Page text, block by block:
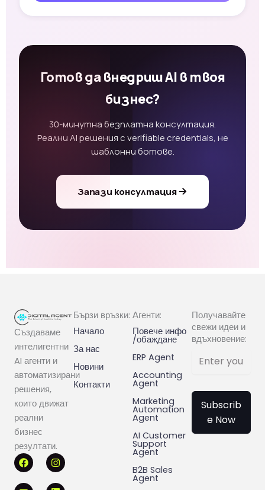
Готов да внедриш AI в твоя
бизнес?
30-минутна безплатна консултация.
Реални AI решения с verifiable credentials, не
шаблонни ботове.
Запази консултация
Създаваме
интелигентни
AI агенти и
автоматизирани
решения,
които движат
реални
бизнес
резултати.
F
a
c
e
I
n
s
t
Y
o
u
t
L
i
n
k
Бързи връзки:
Начало
За нас
Новини
Контакти
Агенти:
Повече инфо
/обаждане
ERP Agent
Accounting
Agent
Marketing
Automation
Agent
AI Customer
Support
Agent
B2B Sales
Agent
Получавайте
свежи идеи и
вдъхновение:
Subscrib
e Now